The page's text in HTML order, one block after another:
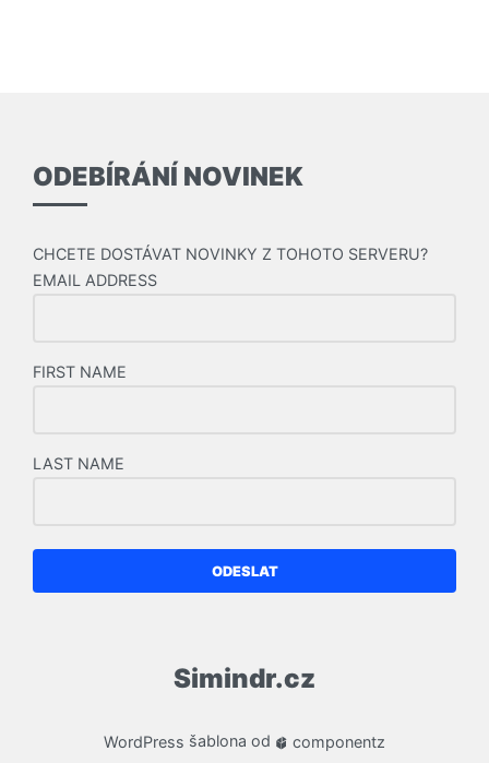
Simindr.cz
WordPress šablona od componentz
ODEBÍRÁNÍ NOVINEK
CHCETE DOSTÁVAT NOVINKY Z TOHOTO SERVERU?
EMAIL ADDRESS
FIRST NAME
LAST NAME
ODESLAT